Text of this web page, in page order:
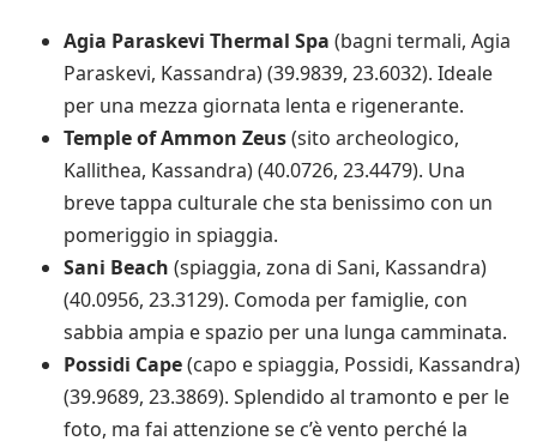
Agia Paraskevi Thermal Spa (bagni termali, Agia
Paraskevi, Kassandra) (39.9839, 23.6032). Ideale
per una mezza giornata lenta e rigenerante.
Temple of Ammon Zeus(sito archeologico,
Kallithea, Kassandra) (40.0726, 23.4479). Una
breve tappa culturale che sta benissimo con un
pomeriggio in spiaggia.
Sani Beach (spiaggia, zona di Sani, Kassandra)
(40.0956, 23.3129). Comoda per famiglie, con
sabbia ampia e spazio per una lunga camminata.
Possidi Cape(capo e spiaggia, Possidi, Kassandra)
(39.9689, 23.3869). Splendido al tramonto e per le
foto, ma fai attenzione se c’è vento perché la